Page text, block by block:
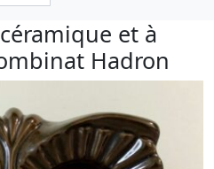
et à
Hadron